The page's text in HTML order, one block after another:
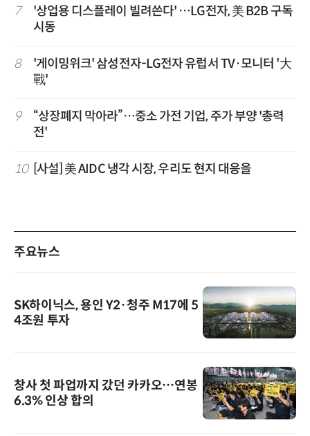
7
'상업용 디스플레이 빌려쓴다' …LG전자, 美 B2B 구독
시동
8
'게이밍위크' 삼성전자-LG전자 유럽서 TV·모니터 '大
戰'
9
“상장폐지 막아라”…중소 가전 기업, 주가 부양 '총력
전'
10 [사설] 美 AIDC 냉각 시장, 우리도 현지 대응을
주요뉴스
SK하이닉스, 용인 Y2·청주 M17에 5
4조원 투자
창사 첫 파업까지 갔던 카카오…연봉
6.3% 인상 합의